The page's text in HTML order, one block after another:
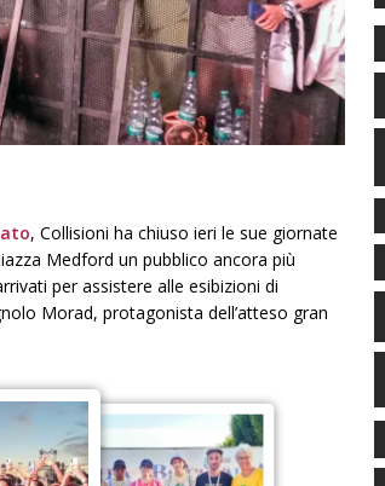
, Collisioni ha chiuso ieri le sue giornate
Medford un pubblico ancora più
per assistere alle esibizioni di
Morad, protagonista dell’atteso gran